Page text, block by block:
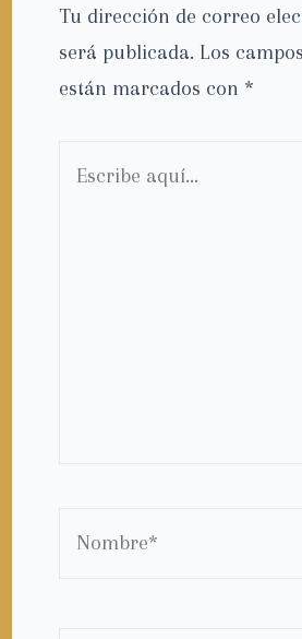
Tu dirección de correo
será publicada. Los
están marcados con *